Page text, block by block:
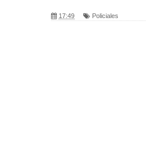
17:49 Policiales